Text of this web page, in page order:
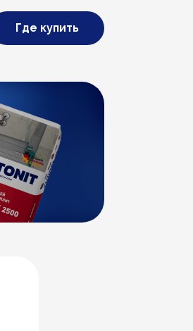
Где купить